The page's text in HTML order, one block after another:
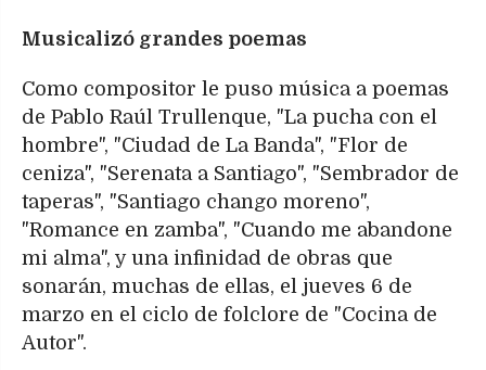
Musicalizó grandes poemas
Como compositor le puso música a poemas
de Pablo Raúl Trullenque, "La pucha con el
hombre", "Ciudad de La Banda", "Flor de
ceniza", "Serenata a Santiago", "Sembrador de
taperas", "Santiago chango moreno",
"Romance en zamba", "Cuando me abandone
mi alma", y una infinidad de obras que
sonarán, muchas de ellas, el jueves 6 de
marzo en el ciclo de folclore de "Cocina de
Autor".